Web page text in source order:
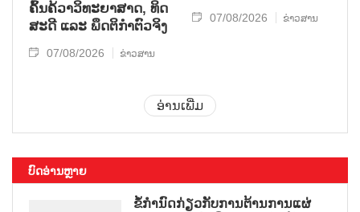
ຄົ້ນ​ຄ້​ວາ​ວິ​ທະ​ຍາ​ສາດ, ທິດ​
ສະ​ດີ ແລະ ພຶດ​ຕິ​ກຳຕົວ​ຈິງ
07/08/2026 ຂ່າວສານ
07/08/2026 ຂ່າວສານ
ອ່ານເພີ່ມ
ບົດອ່ານຫຼາຍ
ຂໍ້ກຳນົດກ່ຽວກັບການຕ້ານການແຜ່